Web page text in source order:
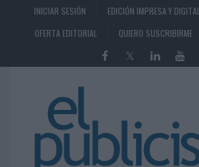
INICIAR SESIÓN EDICIÓN IMPRESA Y DIGITAL
OFERTA EDITORIAL
QUIERO SUSCRIBIRME